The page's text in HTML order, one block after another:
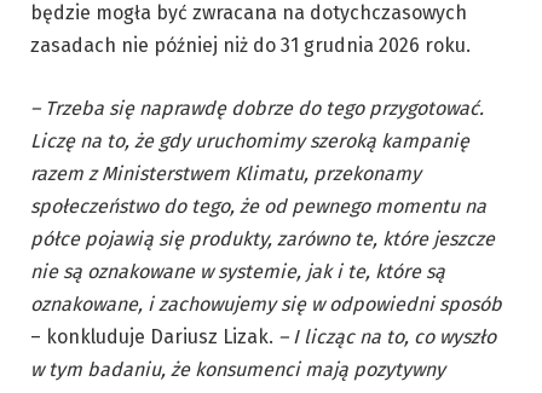
będzie mogła być zwracana na dotychczasowych
zasadach nie później niż do 31 grudnia 2026 roku.
– Trzeba się naprawdę dobrze do tego przygotować.
Liczę na to, że gdy uruchomimy szeroką kampanię
razem z Ministerstwem Klimatu, przekonamy
społeczeństwo do tego, że od pewnego momentu na
półce pojawią się produkty, zarówno te, które jeszcze
nie są oznakowane w systemie, jak i te, które są
oznakowane, i zachowujemy się w odpowiedni sposób
– konkluduje Dariusz Lizak. – I licząc na to, co wyszło
w tym badaniu, że konsumenci mają pozytywny